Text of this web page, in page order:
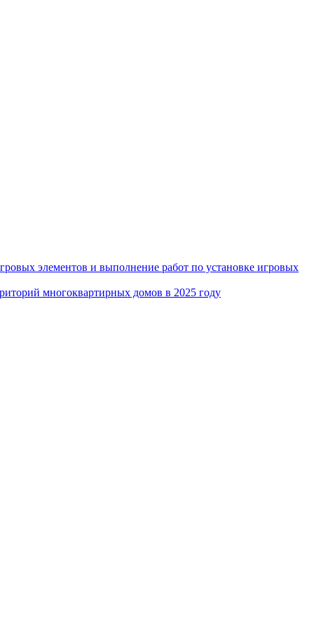
элементов и выполнение работ по установке игровых
многоквартирных домов в 2025 году